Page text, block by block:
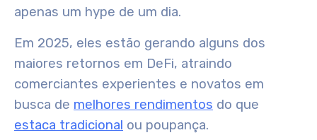
apenas um hype de um dia.
Em 2025, eles estão gerando alguns dos
maiores retornos em DeFi, atraindo
comerciantes experientes e novatos em
busca de melhores rendimentos do que
estaca tradicional ou poupança.